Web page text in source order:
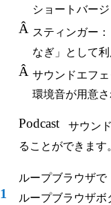
ショートバー
Â スティンガー：
なぎ」として
Â サウンドエフ
環境音が用意
Podcast
サウン
ることができます
ループブラウザで
1 ループブラウザ